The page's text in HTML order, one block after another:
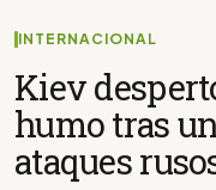
INTERNACIONAL
Kiev
humo tras
ataques